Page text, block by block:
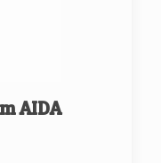
AIDA